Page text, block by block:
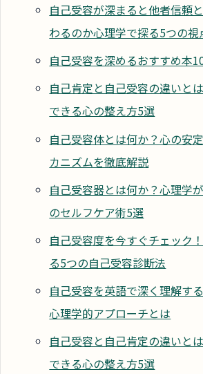
自己受容が深まると他者信頼
わるのか心理学で探る5つの視
自己受容を深めるおすすめ本
自己肯定と自己受容の違いと
できる心の整え方5選
自己受容体とは何か？心の安
カニズムを徹底解説
自己受容器とは何か？心理学
のセルフケア術5選
自己受容度を今すぐチェック
る5つの自己受容診断法
自己受容を英語で深く理解す
心理学的アプローチとは
自己受容と自己肯定の違いと
できる心の整え方5選